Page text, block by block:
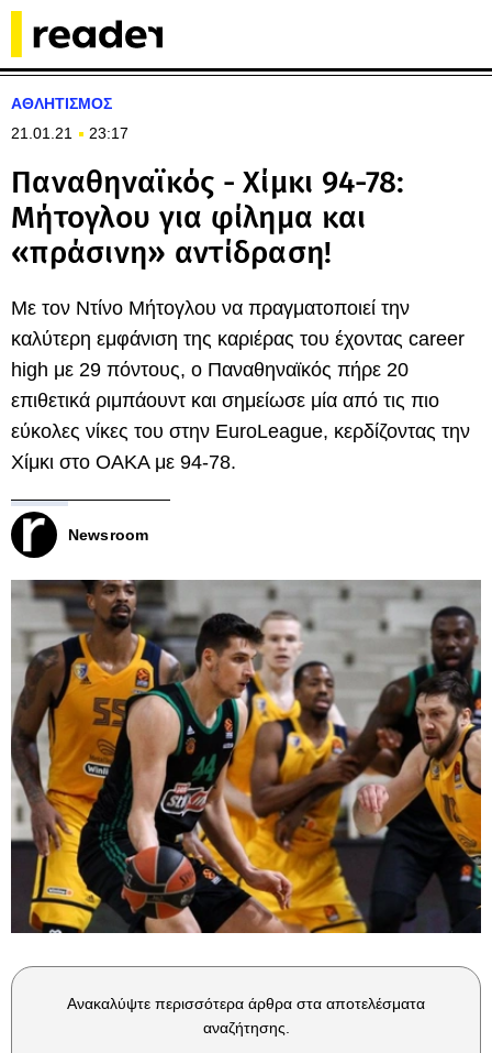
ΑΘΛΗΤΙΣΜΟΣ
21.01.21
23:17
Παναθηναϊκός - Χίμκι 94-78:
Μήτογλου για φίλημα και
«πράσινη» αντίδραση!
Με τον Ντίνο Μήτογλου να πραγματοποιεί την
καλύτερη εμφάνιση της καριέρας του έχοντας career
high με 29 πόντους, ο Παναθηναϊκός πήρε 20
επιθετικά ριμπάουντ και σημείωσε μία από τις πιο
εύκολες νίκες του στην EuroLeague, κερδίζοντας την
Χίμκι στο ΟΑΚΑ με 94-78.
Newsroom
Ανακαλύψτε περισσότερα άρθρα στα αποτελέσματα
αναζήτησης.